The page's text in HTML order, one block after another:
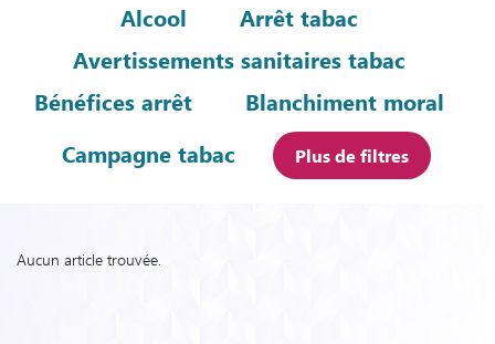
Alcool
Arrêt tabac
Avertissements sanitaires tabac
Bénéfices arrêt
Blanchiment moral
Campagne tabac
Plus de filtres
Aucun article trouvée.